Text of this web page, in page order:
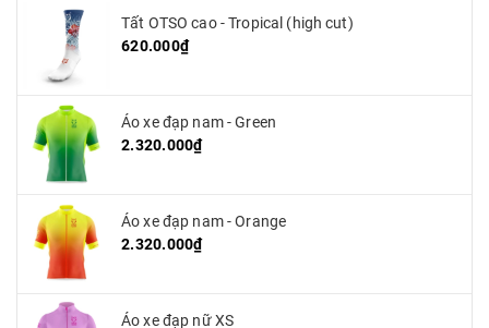
Tất OTSO cao - Tropical (high cut)
620.000₫
Áo xe đạp nam - Green
2.320.000₫
Áo xe đạp nam - Orange
2.320.000₫
Áo xe đạp nữ XS